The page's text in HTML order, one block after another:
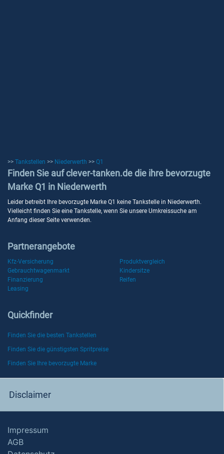
>> Tankstellen >> Niederwerth >> Q1
Finden Sie auf clever-tanken.de die ihre bevorzugte
Marke Q1 in Niederwerth
Leider betreibt Ihre bevorzugte Marke Q1 keine Tankstelle in Niederwerth.
Vielleicht finden Sie eine Tankstelle, wenn Sie unsere Umkreissuche am
Anfang dieser Seite verwenden.
Partnerangebote
Kfz-Versicherung
Produktvergleich
Gebrauchtwagenmarkt
Kindersitze
Finanzierung
Reifen
Leasing
Quickfinder
Finden Sie die besten Tankstellen
Finden Sie die günstigsten Spritpreise
Finden Sie Ihre bevorzugte Marke
Disclaimer
Impressum
AGB